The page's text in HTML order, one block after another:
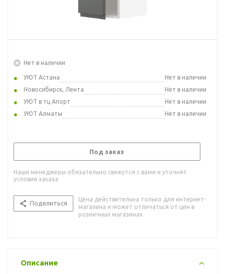
Нет в наличии
УЮТ Астана
Нет в наличии
Новосибирск, Лента
Нет в наличии
УЮТ в тц Апорт
Нет в наличии
УЮТ Алматы
Нет в наличии
Под заказ
Наши менеджеры обязательно свяжутся с вами и уточнят
условия заказа
Поделиться
Цена действительна только для интернет-
магазина и может отличаться от цен в
розничных магазинах
Описание